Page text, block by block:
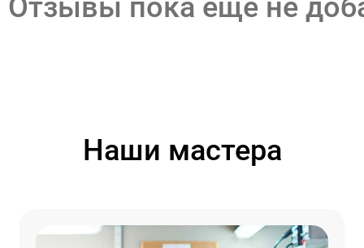
Отзывы пока еще не
Наши мастера